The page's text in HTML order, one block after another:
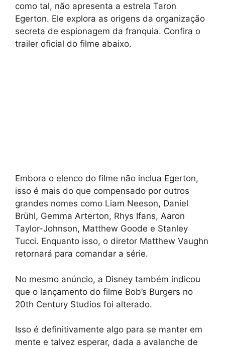
como tal, não apresenta a estrela Taron
Egerton. Ele explora as origens da organização
secreta de espionagem da franquia. Confira o
trailer oficial do filme abaixo.
Embora o elenco do filme não inclua Egerton,
isso é mais do que compensado por outros
grandes nomes como Liam Neeson, Daniel
Brühl, Gemma Arterton, Rhys Ifans, Aaron
Taylor-Johnson, Matthew Goode e Stanley
Tucci. Enquanto isso, o diretor Matthew Vaughn
retornará para comandar a série.
No mesmo anúncio, a Disney também indicou
que o lançamento do filme Bob’s Burgers no
20th Century Studios foi alterado.
Isso é definitivamente algo para se manter em
mente e talvez esperar, dada a avalanche de